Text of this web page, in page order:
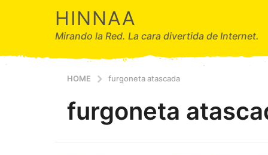
HINNAA
Mirando la Red. La cara divertida de Internet.
HOME furgoneta atascada
furgoneta